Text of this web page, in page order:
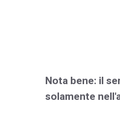
Nota bene: il
solamente